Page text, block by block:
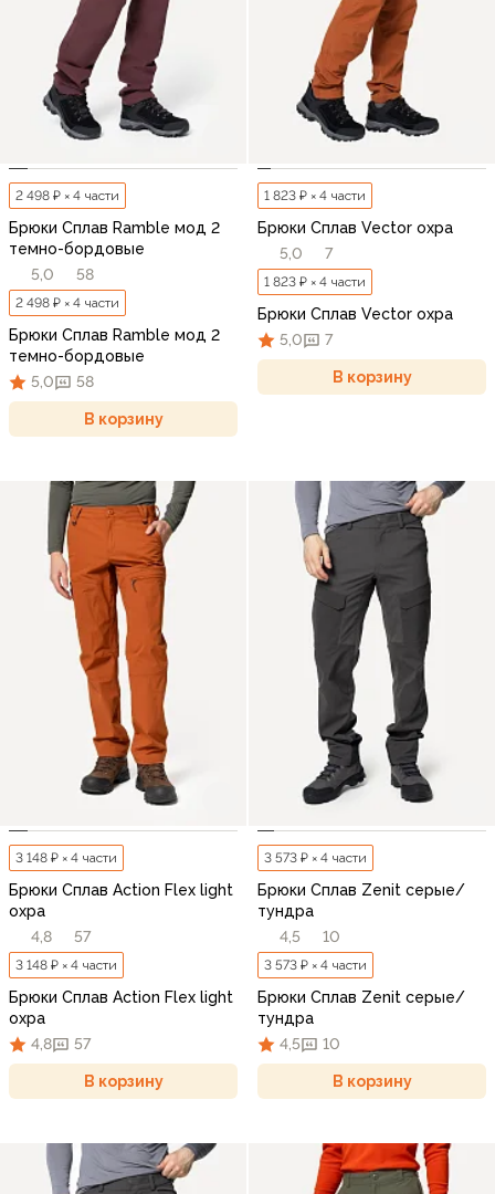
2 498 ₽ × 4 части
Брюки Сплав Ramble мод 2
темно-бордовые
5,0
58
2 498 ₽ × 4 части
Брюки Сплав Ramble мод 2
темно-бордовые
5,0
58
В корзину
1 823 ₽ × 4 части
Брюки Сплав Vector охра
5,0
7
1 823 ₽ × 4 части
Брюки Сплав Vector охра
5,0
7
В корзину
3 148 ₽ × 4 части
Брюки Сплав Action Flex light
охра
4,8
57
3 148 ₽ × 4 части
Брюки Сплав Action Flex light
охра
4,8
57
В корзину
3 573 ₽ × 4 части
Брюки Сплав Zenit серые/
тундра
4,5
10
3 573 ₽ × 4 части
Брюки Сплав Zenit серые/
тундра
4,5
10
В корзину